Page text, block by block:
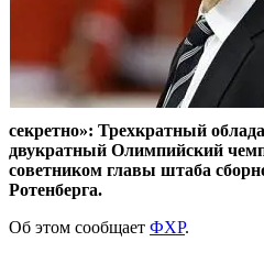
секретно»: Трехкратный
двукратный Олимпийский
советником главы штаба
Ротенберга.
Об этом сообщает ФХР.